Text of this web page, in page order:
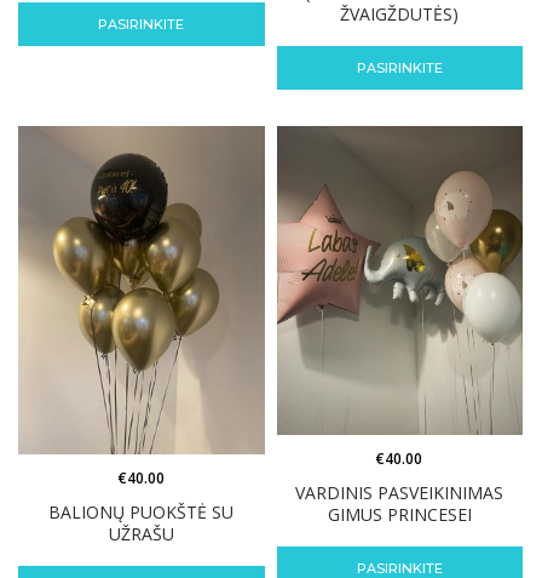
PASIRINKITE
ŽVAIGŽDUTĖS)
PASIRINKITE
BALIONŲ PUOKŠTĖ SU
UŽRAŠU
€40.00
VARDINIS PASVEIKINIMAS
GIMUS PRINCESEI
€40.00
PASIRINKITE